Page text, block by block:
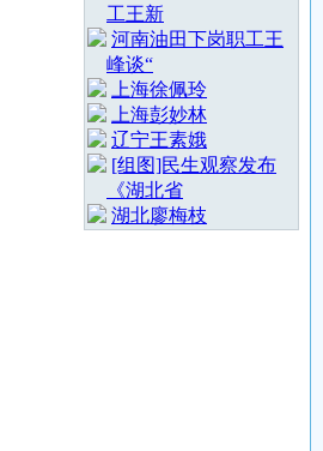
工王新
河南油田下岗职工王
峰谈“
上海徐佩玲
上海彭妙林⁩
辽宁王素娥
[组图]民生观察发布
《湖北省
湖北廖梅枝